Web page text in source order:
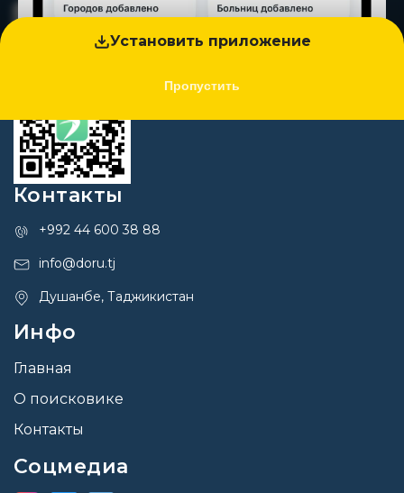
Установить приложение
Пропустить
Контакты
+992 44 600 38 88
info@doru.tj
Душанбе, Таджикистан
Инфо
Главная
О поисковике
Контакты
Соцмедиа